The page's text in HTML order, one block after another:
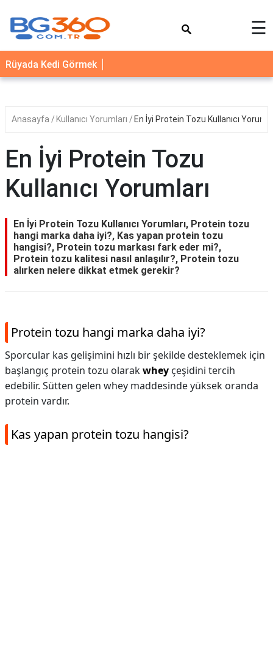
YEMEK
TARİFLERİ
SAĞLIK
İLETİŞİM
☰
Rüyada Kedi Görmek
Anasayfa Kullanıcı Yorumları En İyi Protein Tozu Kullanıcı
En İyi Protein Tozu
Kullanıcı Yorumları
En İyi Protein Tozu Kullanıcı Yorumları, Protein tozu
hangi marka daha iyi?, Kas yapan protein tozu
hangisi?, Protein tozu markası fark eder mi?,
Protein tozu kalitesi nasıl anlaşılır?, Protein tozu
alırken nelere dikkat etmek gerekir?
Protein tozu hangi marka daha iyi?
Sporcular kas gelişimini hızlı bir şekilde desteklemek için
başlangıç protein tozu olarakwhey çeşidini tercih
edebilir. Sütten gelen whey maddesinde yüksek oranda
protein vardır.
Kas yapan protein tozu hangisi?